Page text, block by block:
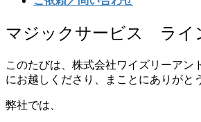
マジックサービス ライ
このたびは、株式会社ワイズリーアン
にお越しくださり、まことにありがと
弊社では、